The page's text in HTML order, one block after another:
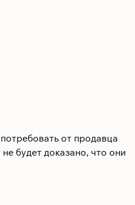
от продавца
будет доказано, что они